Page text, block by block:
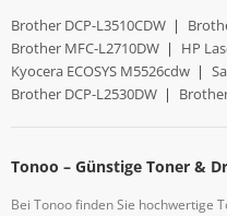
Brother DCP-L3510CDW |
Brother MFC-L2710DW | HP
Kyocera ECOSYS M5526cdw |
Brother DCP-L2530DW |
Tonoo – Günstige Toner &
Bei Tonoo finden Sie hochwertige